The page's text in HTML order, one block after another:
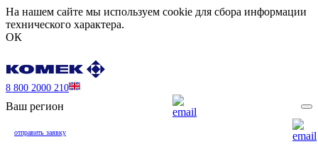
На нашем сайте мы используем cookie для сбора информации
технического характера.
ОК
8 800 2000 210
Ваш регион
отправить заявку